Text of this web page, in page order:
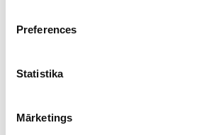
Preferences
Statistika
Mārketings